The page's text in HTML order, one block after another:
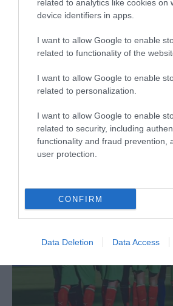
related to analytics like cookies on
device identifiers in apps.
I want to allow Google to enable
related to functionality of the
I want to allow Google to enable
related to personalization.
I want to allow Google to enable
related to security, including
functionality and fraud prevention,
user protection.
CONFIRM
Data Deletion Data Access
Trump e Infantino: oltre l’ultimo